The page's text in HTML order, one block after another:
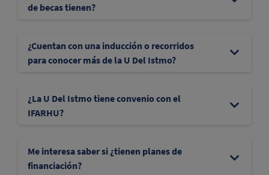
de becas tienen?
¿Cuentan con una inducción o recorridos
para conocer más de la U Del Istmo?
¿La U Del Istmo tiene convenio con el
IFARHU?
Me interesa saber si ¿tienen planes de
financiación?